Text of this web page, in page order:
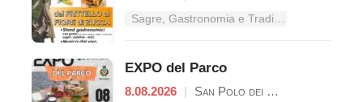
EXPO del Parco
8.08.2026 | San Polo dei Cavalieri